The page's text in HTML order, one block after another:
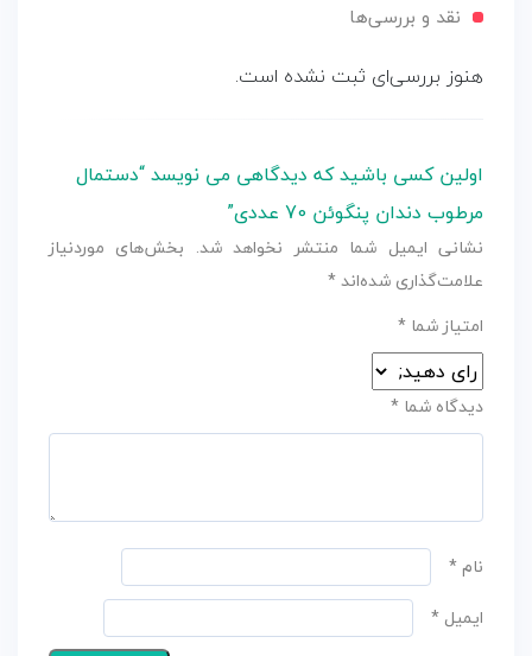
نقد و بررسی‌ها
هنوز بررسی‌ای ثبت نشده است.
اولین کسی باشید که دیدگاهی می نویسد “دستمال
مرطوب دندان پنگوئن 70 عددی”
نشانی ایمیل شما منتشر نخواهد شد. بخش‌های موردنیاز
علامت‌گذاری شده‌اند*
امتیاز شما *
دیدگاه شما *
نام*
ایمیل *